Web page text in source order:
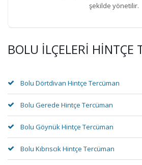
şekilde yönetilir.
BOLU İLÇELERI HINTÇE
Bolu Dörtdivan Hintçe Tercüman
Bolu Gerede Hintçe Tercüman
Bolu Göynük Hintçe Tercüman
Bolu Kıbrıscık Hintçe Tercüman